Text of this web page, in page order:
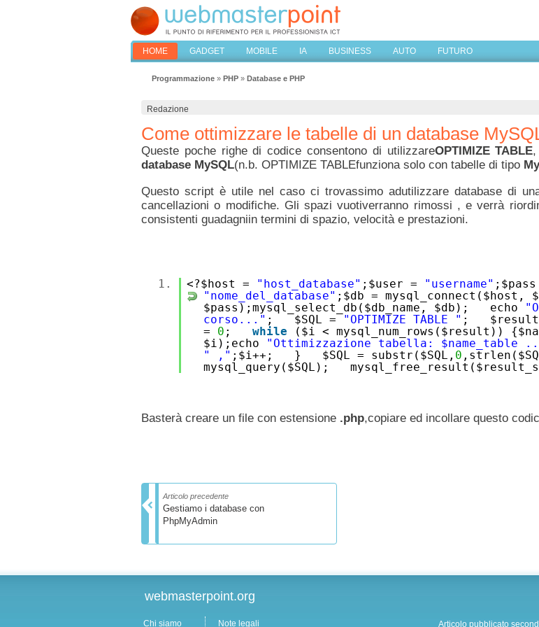
HOME GADGET MOBILE IA BUSINESS AUTO FUTURO
Programmazione » PHP » Database e PHP
Redazione
Come ottimizzare le tabelle di un database
Queste poche righe di codice consentono di utilizzareOPTIMIZE TABLE,
database MySQL(n.b. OPTIMIZE TABLEfunziona solo con tabelle di tipo
Questo script è utile nel caso ci trovassimo adutilizzare database di
cancellazioni o modifiche. Glispazi vuotiverranno rimossi , e verrà
consistenti guadagniin termini di spazio, velocità e prestazioni.
1. <?$host = "host_database" ;$user = "username"
"nome_del_database" ;$db = mysql_connect($host,
$pass);mysql_select_db($db_name, $db); echo
corso..." ; $SQL = "OPTIMIZE TABLE " ; $result
= 0 ; while
($i < mysql_num_rows($result))
$i);echo
"Ottimizzazione tabella: $name_table
" ," ;$i++; } $SQL = substr($SQL, 0
mysql_query($SQL);
Basterà creare un file con estensione .php,copiare ed incollare questo
Articolo precedente
Gestiamo i database con
PhpMyAdmin
webmasterpoint.org
Chi siamo Note legali Articolo pubblicato